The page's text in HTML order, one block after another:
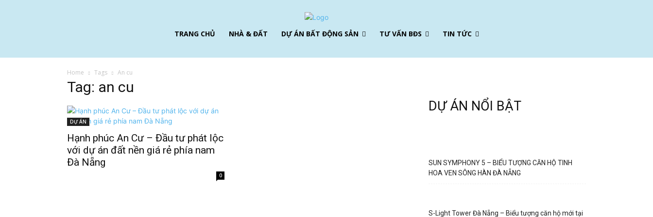
TRANG CHỦ NHÀ & ĐẤT DỰ ÁN BẤT ĐỘNG SẢN TƯ VẤN BĐS TIN TỨC
Home Tags An cu
Tag: an cu
DỰ ÁN
Hạnh phúc An Cư – Đầu tư phát lộc
với dự án đất nền giá rẻ phía nam
Đà Nẵng
0
DỰ ÁN NỔI BẬT
SUN SYMPHONY 5 – BIỂU TƯỢNG CĂN HỘ TINH
HOA VEN SÔNG HÀN ĐÀ NẴNG
S-Light Tower Đà Nẵng – Biểu tượng căn hộ mới tại